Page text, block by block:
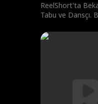
ReelShort'ta
Tabu ve Dansçı.